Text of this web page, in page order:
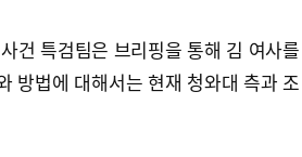
건 특검팀은 브리핑을 통해 김 여사를
방법에 대해서는 현재 청와대 측과 조